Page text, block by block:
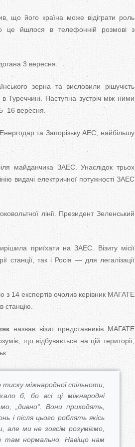
що його країна може відіграти роль
це йшлося в телефонній розмові з
3 вересня.
зерна та висловили рішучість
Туреччині. Наступна зустріч між ними
вересня.
та Запорізьку АЕС, найбільшу
майданчика ЗАЕС. Унаслідок трьох
видачі електричної потужності ЗАЕС
лінії. Президент Зеленський
приїхати на ЗАЕС. Візиту місії
станції, так і Росія — для легалізації
з 14 експертів очолив керівник МАГАТЕ
станцію.
назвав візит представників МАГАТЕ
що відбувається на цій території,
міжнародної спільноти,
б, бо всі ці міжнародні
„дивно“. Вони приходять,
і після цього роблять якісь
але ми не зовсім розуміємо,
нормально. Навіщо нам